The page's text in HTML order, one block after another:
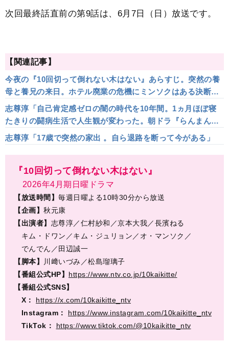
次回最終話直前の第9話は、6月7日（日）放送です。
【関連記事】
今夜の『10回切って倒れない木はない』あらすじ。突然の養
母と養兄の来日。ホテル廃業の危機にミンソクはある決断
を…＜ネタバレ＞
志尊淳「自己肯定感ゼロの闇の時代を10年間。1ヵ月ほぼ寝
たきりの闘病生活で人生観が変わった。朝ドラ『らんまん』
でファンの年齢層もひろがり」
志尊淳「17歳で突然の家出 。自ら退路を断って今がある」
『10回切って倒れない木はない』
2026年4月期日曜ドラマ
【放送時間】 毎週日曜よる10時30分から放送
【企画】 秋元康
【出演者】 志尊淳／仁村紗和／京本大我／長濱ねる
キム・ドワン／キム・ジュリョン／オ・マンソク／
でんでん／田辺誠一
【脚本】
川﨑いづみ／松島瑠璃子
【番組公式HP】 https://www.ntv.co.jp/10kaikitte/
【番組公式SNS】
X：
https://x.com/10kaikitte_ntv
Instagram：
https://www.instagram.com/10kaikitte_ntv
TikTok：
https://www.tiktok.com/@10kaikitte_ntv